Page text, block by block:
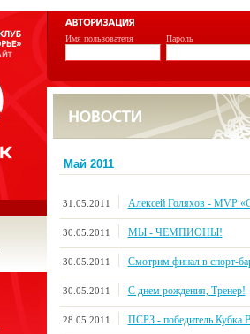
Имя пользователя Пароль
Май 2011
31.05.2011 Алексей Голяхов - MVP
30.05.2011 МЫ - ЧЕМПИОНЫ!
30.05.2011 Смотрим финал в спорт-
30.05.2011 С днем рождения, Тренер!
28.05.2011 ПСРЗ - победитель Кубка